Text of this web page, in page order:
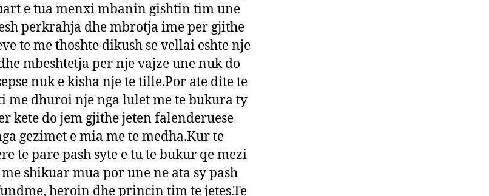
e tua menxi mbanin gishtin tim une
perkrahja dhe mbrotja ime per gjithe
te me thoshte dikush se vellai eshte nje
mbeshtetja per nje vajze une nuk do
nuk e kisha nje te tille.Por ate dite te
me dhuroi nje nga lulet me te bukura ty
kete do jem gjithe jeten falenderuese
gezimet e mia me te medha.Kur te
te pare pash syte e tu te bukur qe mezi
shikuar mua por une ne ata sy pash
heroin dhe princin tim te jetes.Te